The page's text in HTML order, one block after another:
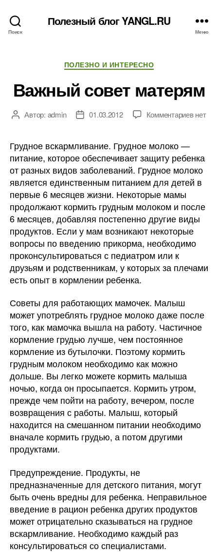
Поиск
Полезный блог YANGL.RU
Меню
Рубрики
ПОЛЕЗНО И ИНТЕРЕСНО
Важный совет матерям
АвторАвтор: admin
Дата01.03.2012 Комментариевк
нет
Грудное вскармливание. Грудное молоко —
питание, которое обеспечивает защиту ребенка
от разных видов заболеваний. Грудное молоко
является единственным питанием для детей в
первые 6 месяцев жизни. Некоторые мамы
продолжают кормить грудным молоком и после
6 месяцев, добавляя постепенно другие виды
продуктов. Если у мам возникают некоторые
вопросы по введению прикорма, необходимо
проконсультироваться с педиатром или к
друзьям и родственникам, у которых за плечами
есть опыт в кормлении ребенка.
Советы для работающих мамочек. Малыш
может употреблять грудное молоко даже после
того, как мамочка вышла на работу. Частичное
кормление грудью лучше, чем постоянное
кормление из бутылочки. Поэтому кормить
грудным молоком необходимо как можно
дольше. Вы легко можете кормить малыша
ночью, когда он просыпается. Кормить утром,
прежде чем пойти на работу, вечером, после
возвращения с работы. Малыш, который
находится на смешанном питании необходимо
вначале кормить грудью, а потом другими
продуктами.
Предупреждение. Продукты, не
предназначенные для детского питания, могут
быть очень вредны для ребенка. Неправильное
введение в рацион ребенка других продуктов
может отрицательно сказываться на грудное
вскармливание. Необходимо каждый раз
консультироваться со специалистами.